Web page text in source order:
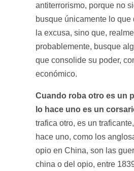
antiterrorismo, porque no
busque únicamente lo que
la excusa, sino que,
probablemente, busque
que consolide su poder,
económico.
Cuando roba otro es un
lo hace uno es un
trafica otro, es un
hace uno, como los
opio en China, son las
china o del opio, entre